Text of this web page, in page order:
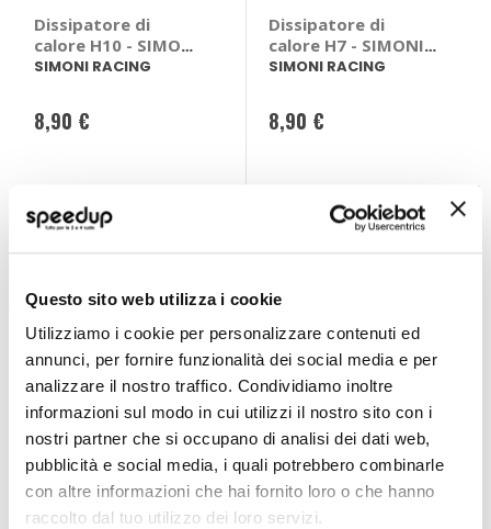
Questo sito web utilizza i cookie
Utilizziamo i cookie per personalizzare contenuti ed
annunci, per fornire funzionalità dei social media e per
analizzare il nostro traffico. Condividiamo inoltre
informazioni sul modo in cui utilizzi il nostro sito con i
nostri partner che si occupano di analisi dei dati web,
pubblicità e social media, i quali potrebbero combinarle
con altre informazioni che hai fornito loro o che hanno
raccolto dal tuo utilizzo dei loro servizi.
Dissipatore di
calore H10 - SIMONI
RACING
SIMONI RACING
8,90 €
Dissipatore di
calore H7 - SIMONI
RACING
SIMONI RACING
8,90 €
Dissipatore di
RACING
SIMONI RACING
Dissipatore di
calore HB4 - SIMONI
RACING
SIMONI RACING